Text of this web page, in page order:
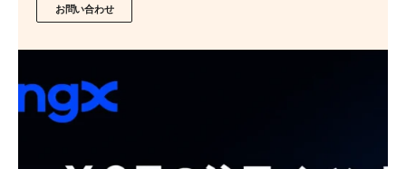
お問い合わせ